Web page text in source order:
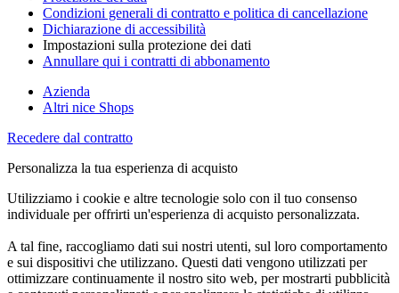
Condizioni generali di contratto e politica di cancellazione
Dichiarazione di accessibilità
Impostazioni sulla protezione dei dati
Annullare qui i contratti di abbonamento
Azienda
Altri nice Shops
Recedere dal contratto
Personalizza la tua esperienza di acquisto
Utilizziamo i cookie e altre tecnologie solo con il tuo consenso
individuale per offrirti un'esperienza di acquisto personalizzata.
A tal fine, raccogliamo dati sui nostri utenti, sul loro comportamento
e sui dispositivi che utilizzano. Questi dati vengono utilizzati per
ottimizzare continuamente il nostro sito web, per mostrarti pubblicità